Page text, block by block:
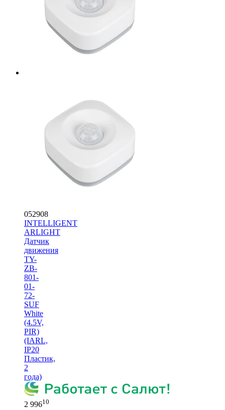
052908
INTELLIGENT
ARLIGHT
Датчик
движения
TY-
ZB-
801-
01-
72-
SUF
White
(4.5V,
PIR)
(IARL,
IP20
Пластик,
2
года)
2 99610